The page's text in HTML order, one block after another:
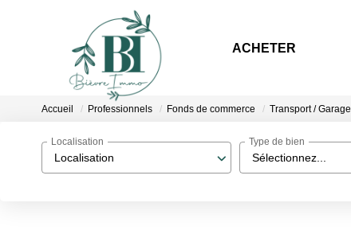
ACHETER
Accueil Professionnels Fonds de commerce Transport / Garage
Localisation
Localisation
Sélectionnez...
Type de bien